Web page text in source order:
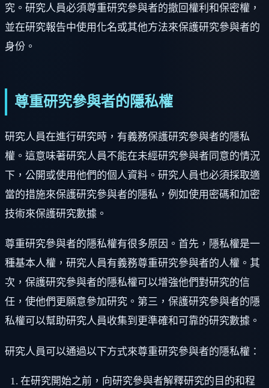
究。研究人員必須尊重研究參與者的撤回權利和保密權，
並在研究報告中使用化名或其他方法來保護研究參與者的
身份。
尊重研究參與者的隱私權
研究人員在進行研究時，有義務保護研究參與者的隱私
權。這意味著研究人員不能在未經研究參與者同意的情況
下，公開或使用他們的個人資料。研究人員也必須採取適
當的措施來保護研究參與者的隱私，例如使用密碼和加密
技術來保護研究數據。
尊重研究參與者的隱私權有很多原因。首先，隱私權是一
種基本人權，研究人員有義務尊重研究參與者的人權。其
次，保護研究參與者的隱私權可以增強他們對研究的信
任，使他們更願意參加研究。第三，保護研究參與者的隱
私權可以幫助研究人員收集到更準確和可靠的研究數據。
研究人員可以通過以下方式來尊重研究參與者的隱私權：
在研究開始之前，向研究參與者解釋研究的目的和程